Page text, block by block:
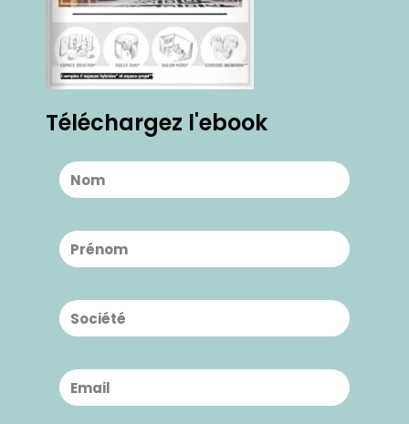
Téléchargez l'ebook